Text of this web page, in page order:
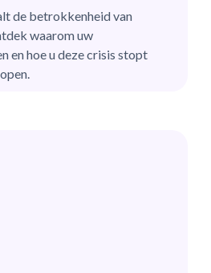
de betrokkenheid van
waarom uw
en hoe u deze crisis stopt